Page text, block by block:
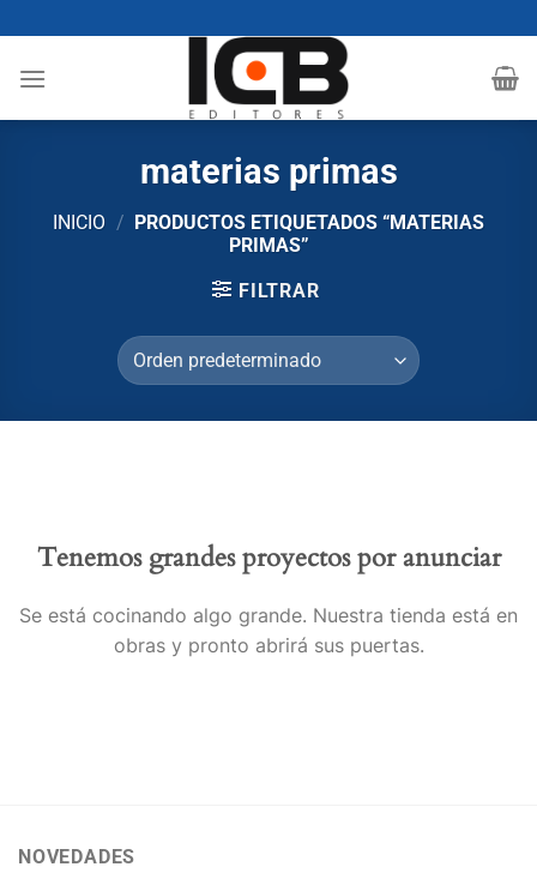
al
contenido
materias primas
INICIO /
PRODUCTOS ETIQUETADOS “MATERIAS
PRIMAS”
FILTRAR
Tenemos grandes proyectos por anunciar
Se está cocinando algo grande. Nuestra tienda está en
obras y pronto abrirá sus puertas.
NOVEDADES